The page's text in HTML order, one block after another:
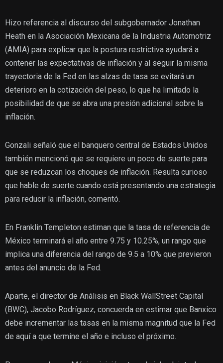
Hizo referencia al discurso del subgobernador Jonathan
Heath en la Asociación Mexicana de la Industria Automotriz
(AMIA) para explicar que la postura restrictiva ayudará a
contener las expectativas de inflación y al seguir la misma
trayectoria de la Fed en las alzas de tasa se evitará un
deterioro en la cotización del peso, lo que ha limitado la
posibilidad de que se abra una presión adicional sobre la
inflación.
Gonzali señaló que el banquero central de Estados Unidos
también mencionó que se requiere un poco de suerte para
que se reduzcan los choques de inflación. Resulta curioso
que hable de suerte cuando está presentando una estrategia
para reducir la inflación, comentó.
En Franklin Templeton estiman que la tasa de referencia de
México terminará el año entre 9.75 y 10.25%, un rango que
implica una diferencia del rango de 9.5 a 10% que previeron
antes del anuncio de la Fed.
Aparte, el director de Análisis en Black WallStreet Capital
(BWC), Jacobo Rodríguez, concuerda en estimar que Banxico
debe incrementar las tasas en la misma magnitud que la Fed
de aquí a que termine el año e incluso el próximo.